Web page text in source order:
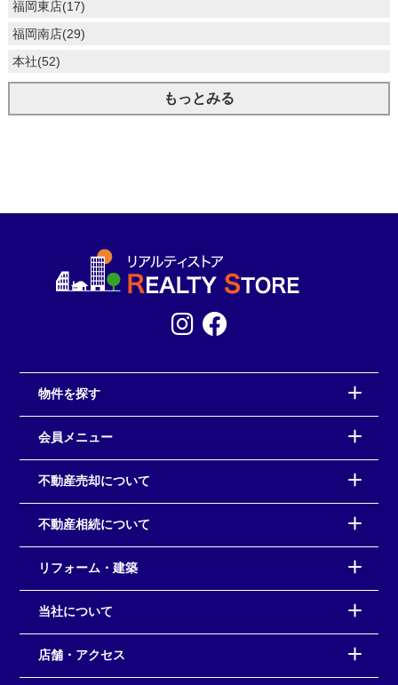
福岡東店(17)
福岡南店(29)
本社(52)
もっとみる
物件を探す
会員メニュー
不動産売却について
不動産相続について
リフォーム・建築
当社について
店舗・アクセス